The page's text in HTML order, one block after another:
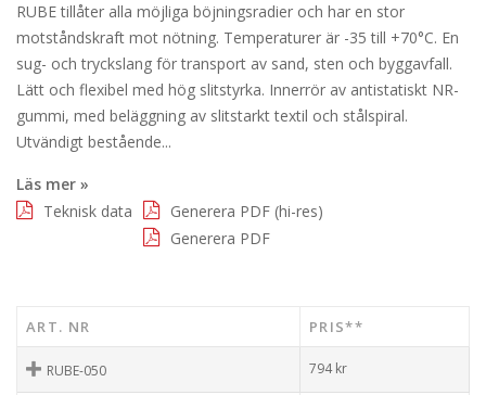
RUBE tillåter alla möjliga böjningsradier och har en stor
motståndskraft mot nötning. Temperaturer är -35 till +70°C. En
sug- och tryckslang för transport av sand, sten och byggavfall.
Lätt och flexibel med hög slitstyrka. Innerrör av antistatiskt NR-
gummi, med beläggning av slitstarkt textil och stålspiral.
Utvändigt bestående...
Läs mer »
Teknisk data
Generera PDF (hi-res)
Generera PDF
ART. NR PRIS**
RUBE-050 794kr